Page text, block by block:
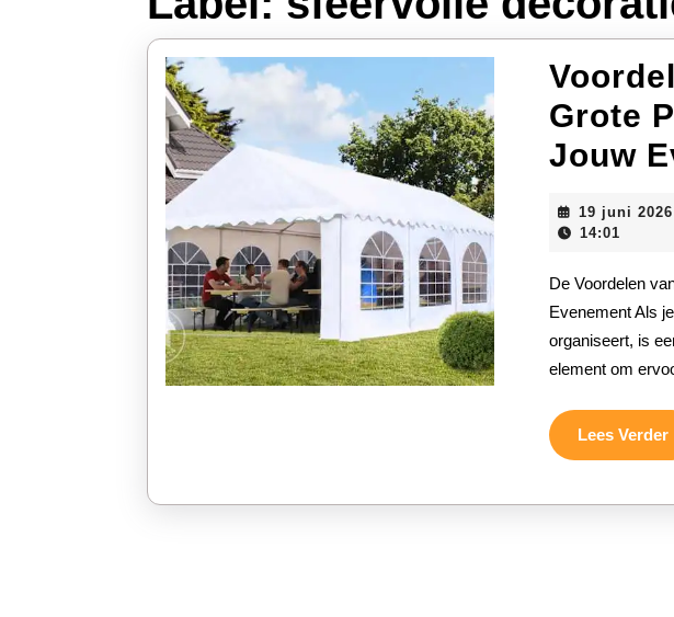
Grote
Jouw
19 juni 2026
14:01
De Voordelen van een Grote Partytent voor Jouw
Evenement Als
organiseert, is
element om
Lees Verder